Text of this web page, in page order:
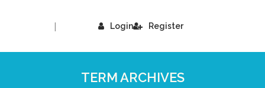
Login
| Register
TERM ARCHIVES